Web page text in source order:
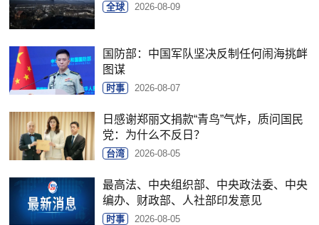
全球 2026-08-09
国防部：中国军队坚决反制任何闹海挑衅
图谋
时事 2026-08-07
日感谢郑丽文捐款“青鸟”气炸，质问国民
党：为什么不反日？
台湾 2026-08-05
最高法、中央组织部、中央政法委、中央
编办、财政部、人社部印发意见
时事 2026-08-05